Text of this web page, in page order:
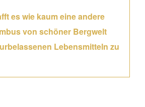
es wie kaum eine andere
von schöner Bergwelt
Lebensmitteln zu